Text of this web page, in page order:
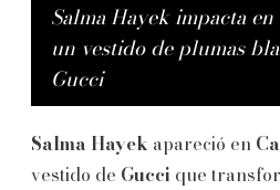
Salma Hayek impacta
un vestido de plumas
Gucci
Salma Hayek apareció en
vestido de Gucci que